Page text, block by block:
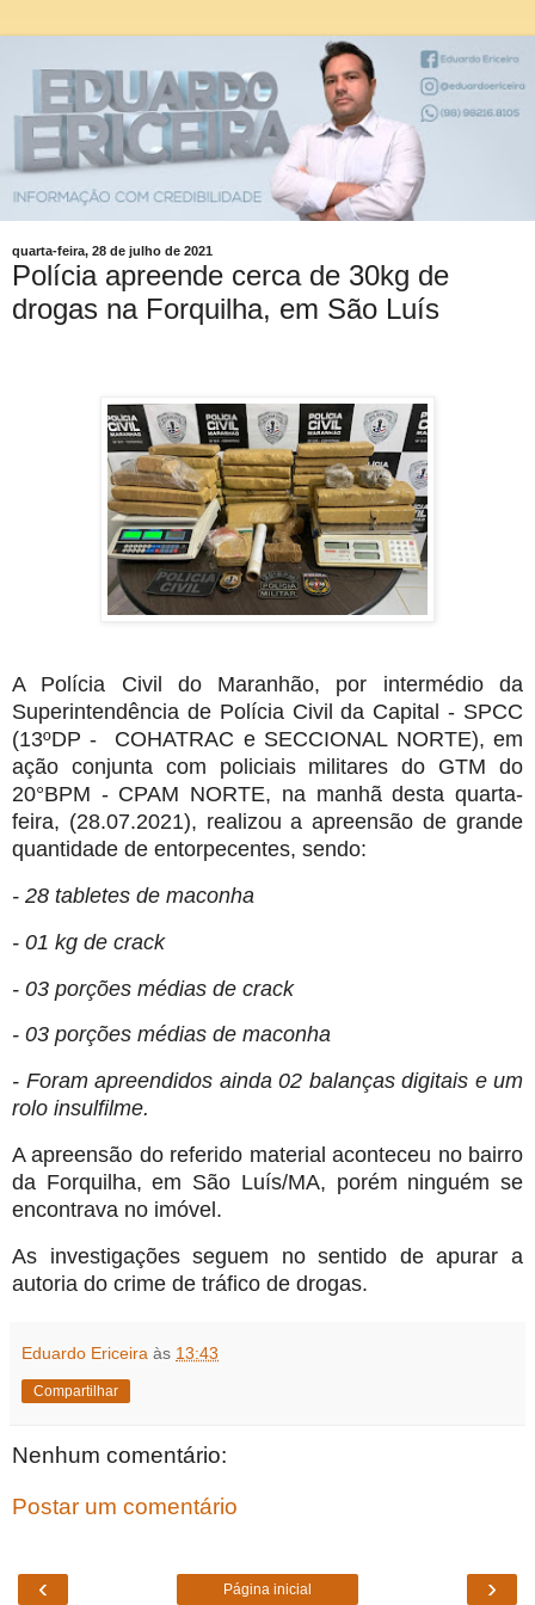
quarta-feira, 28 de julho de 2021
Polícia apreende cerca de 30kg de
drogas na Forquilha, em São Luís
A Polícia Civil do Maranhão, por intermédio da
Superintendência de Polícia Civil da Capital - SPCC
(13ºDP - COHATRAC e SECCIONAL NORTE), em
ação conjunta com policiais militares do GTM do
20°BPM - CPAM NORTE, na manhã desta quarta-
feira, (28.07.2021), realizou a apreensão de grande
quantidade de entorpecentes, sendo:
- 28 tabletes de maconha
- 01 kg de crack
- 03 porções médias de crack
- 03 porções médias de maconha
- Foram apreendidos ainda 02 balanças digitais e um
rolo insulfilme.
A apreensão do referido material aconteceu no bairro
da Forquilha, em São Luís/MA, porém ninguém se
encontrava no imóvel.
As investigações seguem no sentido de apurar a
autoria do crime de tráfico de drogas.
Eduardo Ericeira às 13:43
Compartilhar
Nenhum comentário:
Postar um comentário
‹ ›
Página inicial